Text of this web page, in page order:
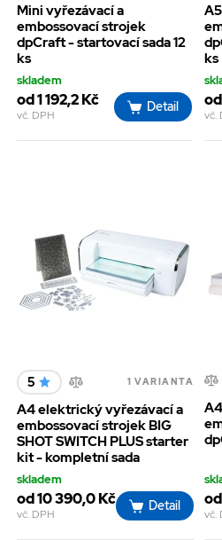
Mini vyřezávací a
embossovací strojek
dpCraft - startovací sada 12
ks
skladem
od 1 192,2 Kč
vč. DPH
Detail
ks
vč.
5 1 VARIANTA
A4 elektrický vyřezávací a
embossovací strojek BIG
SHOT SWITCH PLUS starter
kit - kompletní sada
skladem
od 10 390,0 Kč
vč. DPH
Detail
vč.